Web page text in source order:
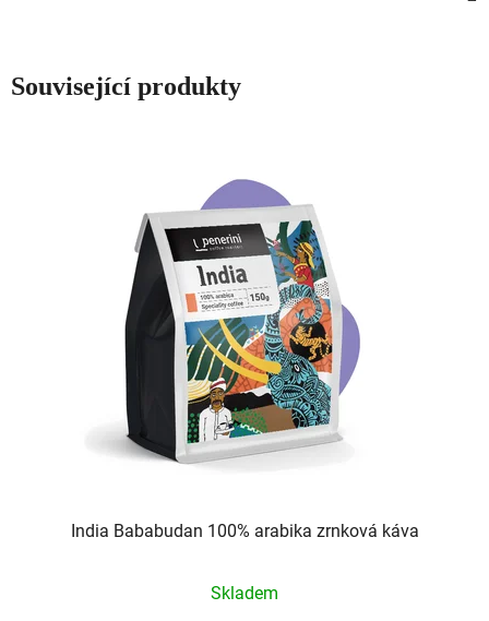
Související produkty
India Bababudan 100% arabika zrnková káva
hodnocení
Skladem